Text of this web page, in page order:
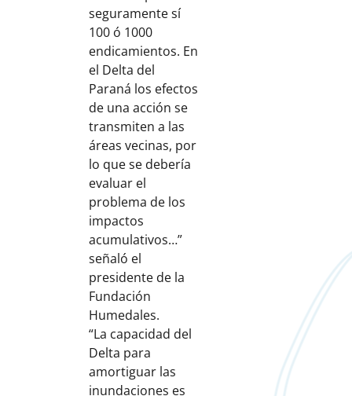
seguramente sí
100 ó 1000
endicamientos. En
el Delta del
Paraná los efectos
de una acción se
transmiten a las
áreas vecinas, por
lo que se debería
evaluar el
problema de los
impactos
acumulativos…”
señaló el
presidente de la
Fundación
Humedales.
“La capacidad del
Delta para
amortiguar las
inundaciones es